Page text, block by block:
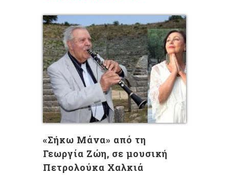
«Σήκω Μάνα» από τη
Γεωργία Ζώη, σε μουσική
Πετρολούκα Χαλκιά